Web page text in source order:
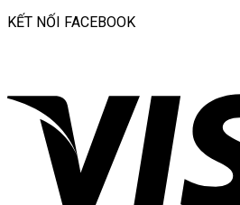
KẾT NỐI FACEBOOK